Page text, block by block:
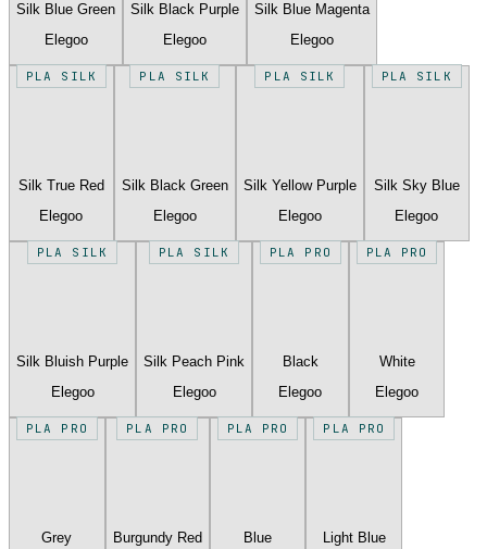
Silk Blue Green
Elegoo
Silk Black Purple
Elegoo
Silk Blue Magenta
Elegoo
PLA SILK
Silk True Red
Elegoo
PLA SILK
Silk Black Green
Elegoo
PLA SILK
Silk Yellow Purple
Elegoo
PLA SILK
Silk Sky Blue
Elegoo
PLA SILK
Silk Bluish Purple
Elegoo
PLA SILK
Silk Peach Pink
Elegoo
PLA PRO
Black
Elegoo
PLA PRO
White
Elegoo
PLA PRO
Grey
PLA PRO
Burgundy Red
PLA PRO
Blue
PLA PRO
Light Blue